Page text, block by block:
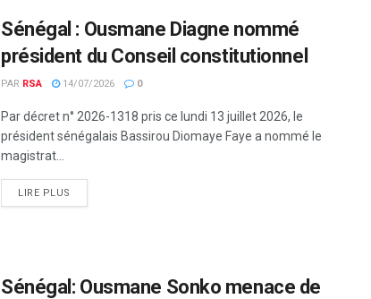
Sénégal : Ousmane Diagne nommé
président du Conseil constitutionnel
PAR RSA 14/07/2026 0
Par décret n° 2026-1318 pris ce lundi 13 juillet 2026, le
président sénégalais Bassirou Diomaye Faye a nommé le
magistrat...
LIRE PLUS
Sénégal: Ousmane Sonko menace de